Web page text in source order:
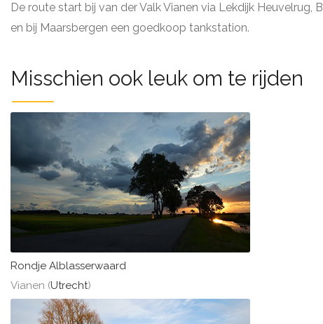
De route start bij van der Valk Vianen via Lekdijk
en bij Maarsbergen een goedkoop tankstation.
Misschien ook leuk om te rijden
Rondje Alblasserwaard
Vianen (Utrecht)